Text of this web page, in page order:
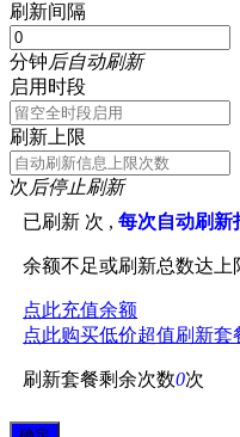
刷新间隔
分钟后自动刷新
启用时段
刷新上限
次后停止刷新
已刷新 次 ,每次自动刷新
余额不足或刷新总数达上
点此充值余额
点此购买低价超值刷新套
刷新套餐剩余次数0次